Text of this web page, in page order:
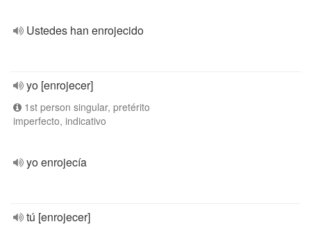
Ustedes han enrojecido
yo [enrojecer]
1st person singular, pretérito
imperfecto, indicativo
yo enrojecía
tú [enrojecer]